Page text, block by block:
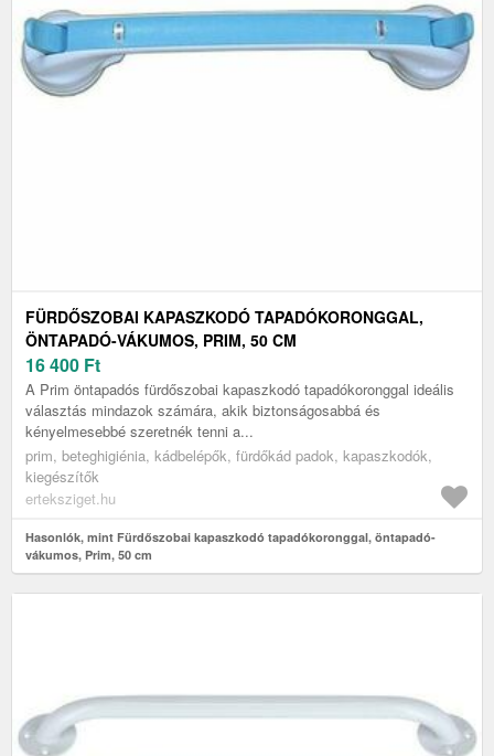
FÜRDŐSZOBAI KAPASZKODÓ TAPADÓKORONGGAL,
ÖNTAPADÓ-VÁKUMOS, PRIM, 50 CM
16 400 Ft
A Prim öntapadós fürdőszobai kapaszkodó tapadókoronggal ideális
választás mindazok számára, akik biztonságosabbá és
kényelmesebbé szeretnék tenni a...
prim, beteghigiénia, kádbelépők, fürdőkád padok, kapaszkodók,
kiegészítők
erteksziget.hu
Hasonlók, mint Fürdőszobai kapaszkodó tapadókoronggal, öntapadó-
vákumos, Prim, 50 cm